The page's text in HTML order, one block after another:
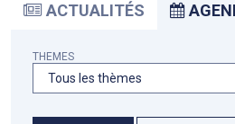
ACTUALITÉS
THEMES